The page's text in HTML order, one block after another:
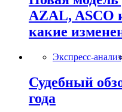
AZAL, ASCO
какие
Экспресс-
Судебный
года